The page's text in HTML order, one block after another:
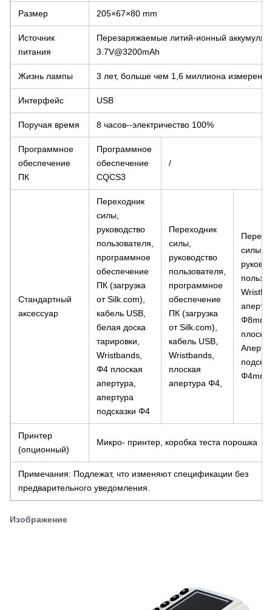
Размер 205×67×80 mm
Источник
питания
Перезаряжаемые литий-ионный
3.7V@3200mAh
Жизнь лампы 3 лет, больше чем 1,6 миллиона измерения
Интерфейс USB
Поручая время 8 часов--электричество 100%
Программное
обеспечение
ПК
Программное
обеспечение
CQCS3
/
Стандартный
аксессуар
Переходник
силы,
руководство
пользователя,
программное
обеспечение
ПК (загрузка
от Silk.com),
кабель USB,
белая доска
тарировки,
Wristbands,
Φ4 плоская
апертура,
апертура
подсказки Φ4
Переходник
силы,
руководство
пользователя,
программное
обеспечение
ПК (загрузка
от Silk.com),
кабель USB,
Wristbands,
плоская
апертура Φ4,
силы,
Φ8mm
Φ4mm.
Принтер
(опционный)
Микро- принтер, коробка теста порошка
Примечания: Подлежат, что изменяют спецификации без
предварительного уведомления.
Изображение